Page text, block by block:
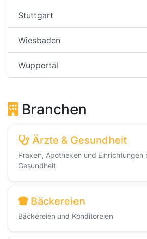
Stuttgart
Wiesbaden
Wuppertal
Branchen
Ärzte & Gesundheit
Praxen, Apotheken und Einrichtungen
Gesundheit
Bäckereien
Bäckereien und Konditoreien